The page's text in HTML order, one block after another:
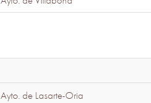
Ayto. de Lasarte-Oria